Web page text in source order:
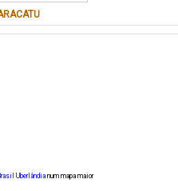
Uberlândianum mapa maior